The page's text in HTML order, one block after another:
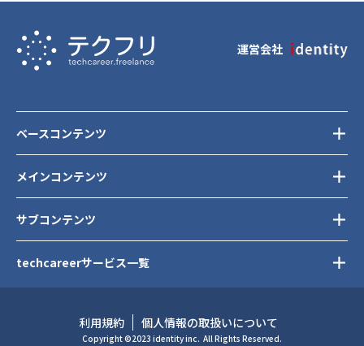
運営会社
メインコンテンツ
サブコンテンツ
ベースコンテンツ
techcareerサービス一覧
利用規約 個人情報の取扱いについて
Copyright ©2023 identity inc. All Rights Reserved.